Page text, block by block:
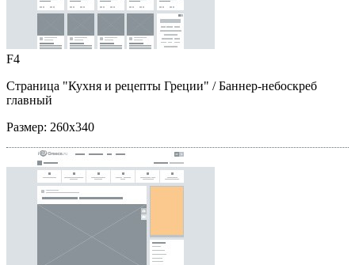
F4
Страница "Кухня и рецепты Греции" / Баннер-небоскреб
главный
Размер: 260x340